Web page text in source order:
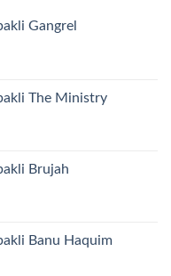
Gangrel
The Ministry
Brujah
Banu Haquim